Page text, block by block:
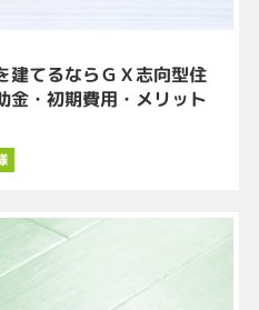
建てるならＧＸ志向型住
金・初期費用・メリット